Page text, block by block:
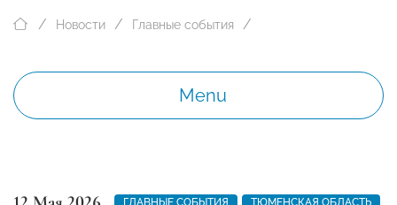
Новости Главные события
Menu
ГЛАВНЫЕ СОБЫТИЯ ТЮМЕНСКАЯ ОБЛАСТЬ